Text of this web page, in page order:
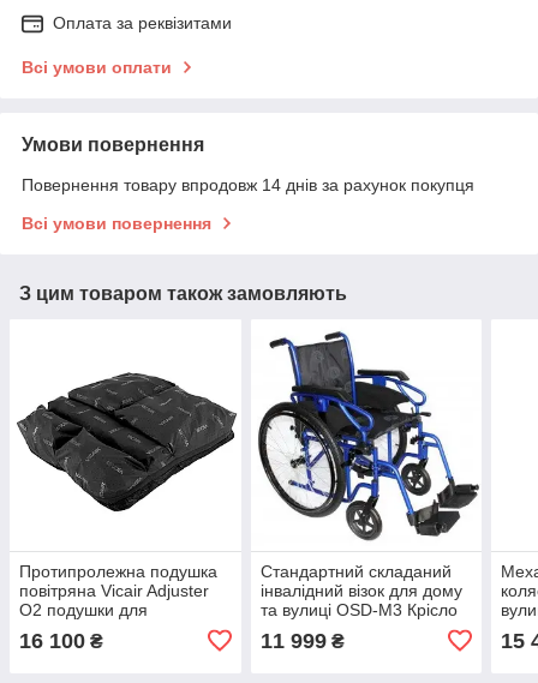
Оплата за реквізитами
Всі умови оплати
Умови повернення
Повернення товару впродовж 14 днів за рахунок покупця
Всі умови повернення
З цим товаром також замовляють
Протипролежна подушка
повітряна Vicair Adjuster
O2 подушки для
профілактики пролежнів
16 100 ₴
Стандартний складаний
інвалідний візок для дому
та вулиці OSD-M3 Крісло
11 999₴ 15